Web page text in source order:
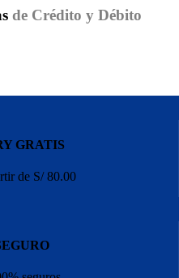
de Crédito y Débito
GRATIS
de S/ 80.00